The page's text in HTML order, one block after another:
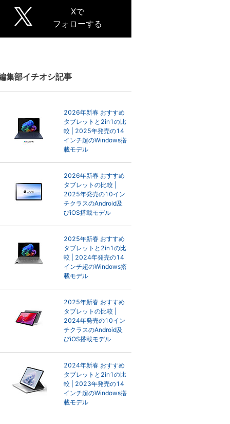
Xで
フォローする
集部イチオシ記事
2026年新春 おすすめ
タブレットと2in1の比
較 | 2025年発売の14
インチ超のWindows搭
載モデル
2026年新春 おすすめ
タブレットの比較 |
2025年発売の10イン
チクラスのAndroid及
びiOS搭載モデル
2025年新春 おすすめ
タブレットと2in1の比
較 | 2024年発売の14
インチ超のWindows搭
載モデル
2025年新春 おすすめ
タブレットの比較 |
2024年発売の10イン
チクラスのAndroid及
びiOS搭載モデル
2024年新春 おすすめ
タブレットと2in1の比
較 | 2023年発売の14
インチ超のWindows搭
載モデル